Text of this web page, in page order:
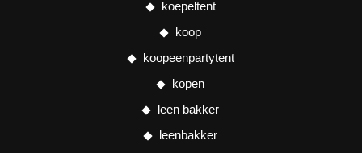
koepeltent
koop
koopeenpartytent
kopen
leen bakker
leenbakker